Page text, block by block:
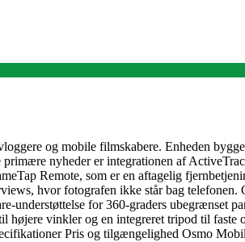
og mobile filmskabere. Enheden
nyheder er integrationen af
Remote, som er en aftagelig
hvor fotografen ikke står bag telefonen.
for 360-graders ubegrænset
vinkler og en integreret tripod til
Pris og tilgængelighed Osmo